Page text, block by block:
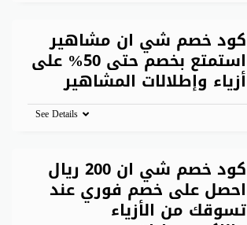
كود خصم شي ان مشاهير
استمتع بخصم حتى 50% على
أزياء وإطلالات المشاهير
See Details
كود خصم شي ان 200 ريال
احصل على خصم فوري عند
تسوقك من الأزياء